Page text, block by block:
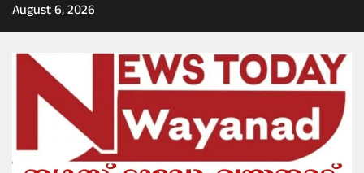
Skip
to
August 6, 2026